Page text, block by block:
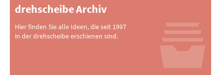
drehscheibe Archiv
Hier finden Sie alle Ideen, die seit 1997
in der drehscheibe erschienen sind.